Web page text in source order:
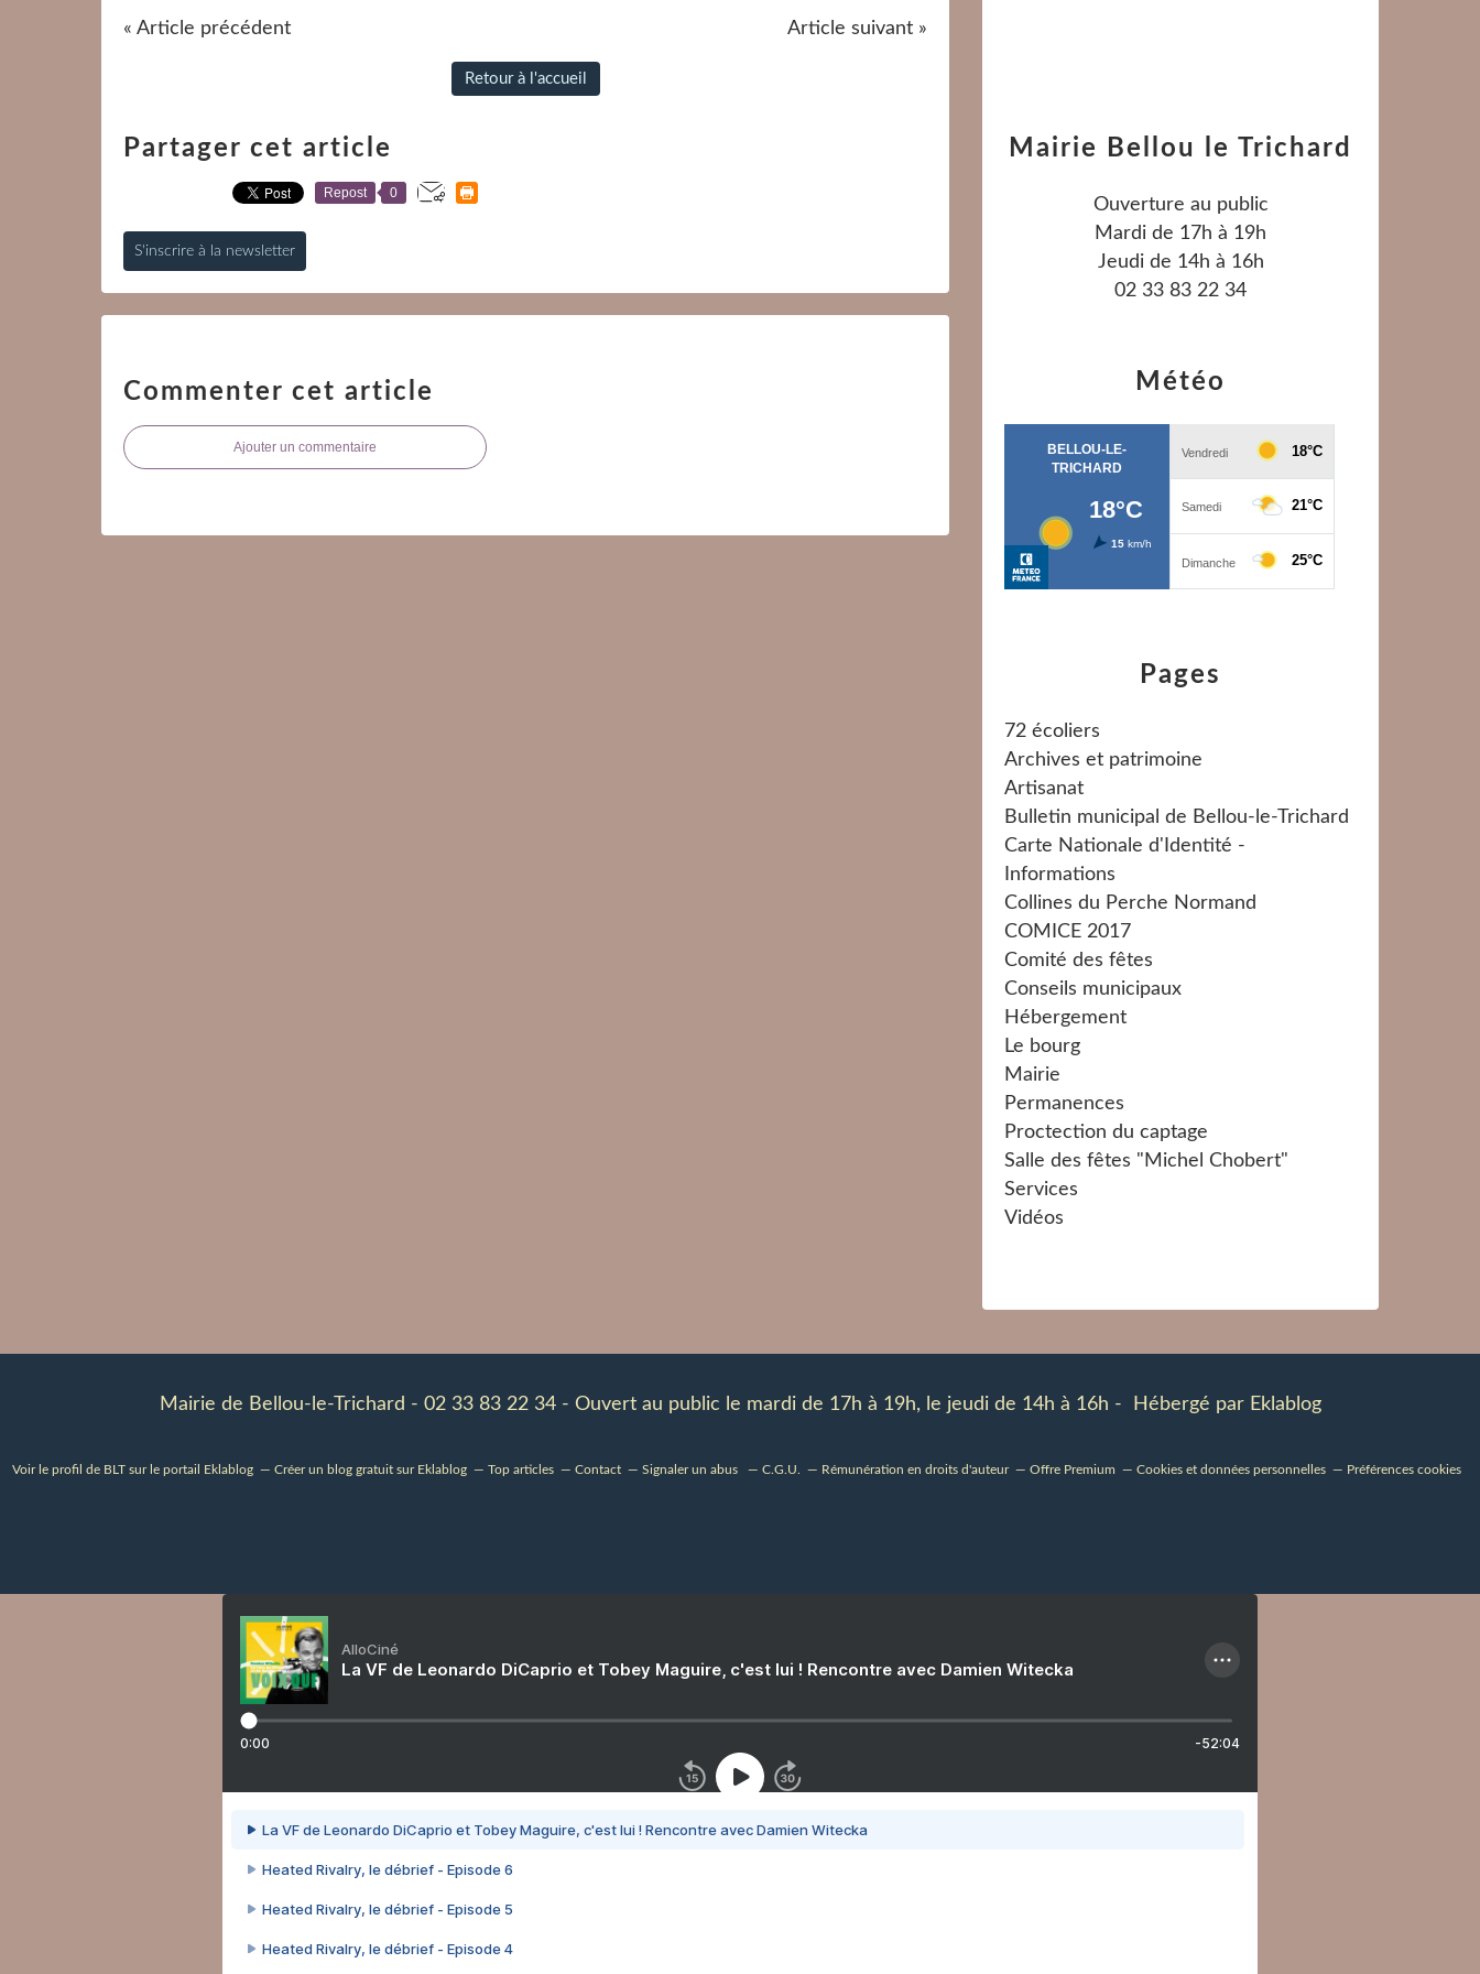
« Article précédent Article suivant »
Retour à l'accueil
Partager cet article
Repost 0
S'inscrire à la newsletter
Commenter cet article
Ajouter un commentaire
Pages
72 écoliers
Archives et patrimoine
Artisanat
Bulletin municipal de Bellou-le-Trichard
Carte Nationale d'Identité -
Informations
Collines du Perche Normand
COMICE 2017
Comité des fêtes
Conseils municipaux
Hébergement
Le bourg
Mairie
Permanences
Proctection du captage
Salle des fêtes "Michel Chobert"
Services
Vidéos
Mairie Bellou le Trichard
Ouverture au public
Mardi de 17h à 19h
Jeudi de 14h à 16h
02 33 83 22 34
Météo
Mairie de Bellou-le-Trichard - 02 33 83 22 34 - Ouvert au public le mardi de 17h à 19h, le jeudi de 14h à 16h - Hébergé par Eklablog
Voir le profil de BLT sur le portail Eklablog Créer un blog gratuit sur Eklablog Top articles Contact Signaler un abus C.G.U. Rémunération en droits d'auteur Offre Premium Cookies et données personnelles Préférences cookies
AlloCiné
La VF de Leonardo DiCaprio et Tobey Maguire, c'est lui ! Rencontre avec Damien Witecka
0:00 -52:04
La VF de Leonardo DiCaprio et Tobey Maguire, c'est lui ! Rencontre avec Damien Witecka
Heated Rivalry, le débrief - Episode 6
Heated Rivalry, le débrief - Episode 5
Heated Rivalry, le débrief - Episode 4